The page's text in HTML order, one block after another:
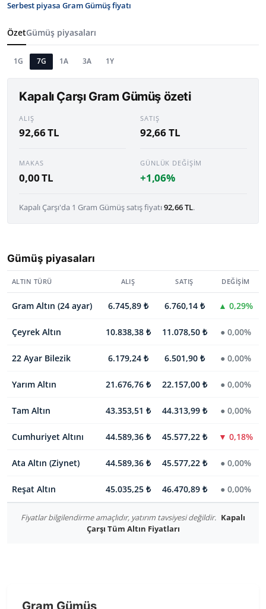
Emtia Fiyatları
Kapalı Çarşı
Şirket Haberleri
Serbest piyasa Gram Gümüş fiyatı
ÖzetGümüş piyasaları
1G 7G 1A 3A 1Y
Kapalı Çarşı Gram Gümüş özeti
ALIŞ
92,66 TL
SATIŞ
92,66 TL
MAKAS
0,00 TL
GÜNLÜK DEĞIŞIM
+1,06%
Kapalı Çarşı'da 1 Gram Gümüş satış fiyatı92,66 TL.
Gümüş piyasaları
ALTIN TÜRÜ ALIŞ SATIŞ DEĞIŞIM
Gram Altın (24 ayar) 6.745,89 ₺ 6.760,14 ₺ ▲ 0,29%
Çeyrek Altın 10.838,38 ₺ 11.078,50 ₺ ● 0,00%
22 Ayar Bilezik 6.179,24 ₺ 6.501,90 ₺ ● 0,00%
Yarım Altın 21.676,76 ₺ 22.157,00 ₺ ● 0,00%
Tam Altın 43.353,51 ₺ 44.313,99 ₺ ● 0,00%
Cumhuriyet Altını 44.589,36 ₺ 45.577,22 ₺ ▼ 0,18%
Ata Altın (Ziynet) 44.589,36 ₺ 45.577,22 ₺ ● 0,00%
Reşat Altın 45.035,25 ₺ 46.470,89 ₺ ● 0,00%
Fiyatlar bilgilendirme amaçlıdır, yatırım tavsiyesi değildir. Kapalı
Çarşı Tüm Altın Fiyatları